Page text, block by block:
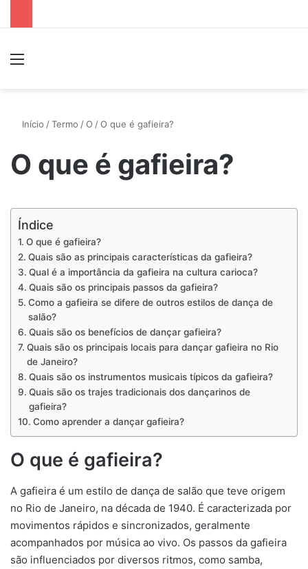
Início /Termo /O /O que é gafieira?
O que é gafieira?
Índice
O que é gafieira?
Quais são as principais características da gafieira?
Qual é a importância da gafieira na cultura carioca?
Quais são os principais passos da gafieira?
Como a gafieira se difere de outros estilos de dança de
salão?
Quais são os benefícios de dançar gafieira?
Quais são os principais locais para dançar gafieira no Rio
de Janeiro?
Quais são os instrumentos musicais típicos da gafieira?
Quais são os trajes tradicionais dos dançarinos de
gafieira?
Como aprender a dançar gafieira?
O que é gafieira?
A gafieira é um estilo de dança de salão que teve origem
no Rio de Janeiro, na década de 1940. É caracterizada por
movimentos rápidos e sincronizados, geralmente
acompanhados por música ao vivo. Os passos da gafieira
são influenciados por diversos ritmos, como samba,